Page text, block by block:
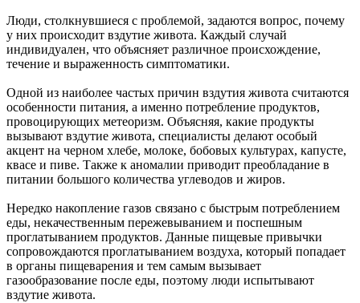
Люди, столкнувшиеся с проблемой, задаются вопрос, почему
у них происходит вздутие живота. Каждый случай
индивидуален, что объясняет различное происхождение,
течение и выраженность симптоматики.
Одной из наиболее частых причин вздутия живота считаются
особенности питания, а именно потребление продуктов,
провоцирующих метеоризм. Объясняя, какие продукты
вызывают вздутие живота, специалисты делают особый
акцент на черном хлебе, молоке, бобовых культурах, капусте,
квасе и пиве. Также к аномалии приводит преобладание в
питании большого количества углеводов и жиров.
Нередко накопление газов связано с быстрым потреблением
еды, некачественным пережевыванием и поспешным
проглатыванием продуктов. Данные пищевые привычки
сопровождаются проглатыванием воздуха, который попадает
в органы пищеварения и тем самым вызывает
газообразование после еды, поэтому люди испытывают
вздутие живота.